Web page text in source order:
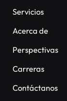
Servicios
Acerca de
Perspectivas
Carreras
Contáctanos